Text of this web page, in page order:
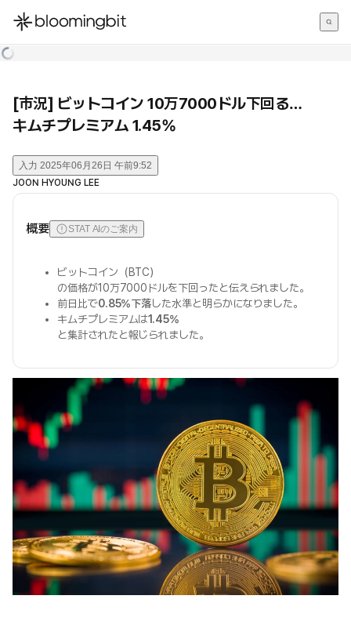
한국어
[市況] ビットコイン 10万7000ドル下回る…
キムチプレミアム 1.45%
入力 2025年06月26日 午前9:52
JOON HYOUNG LEE
概要 STAT AIのご案内
ビットコイン（BTC）
の価格が10万7000ドルを下回ったと伝えられました。
前日比で0.85%下落した水準と明らかになりました。
キムチプレミアムは1.45%
と集計されたと報じられました。